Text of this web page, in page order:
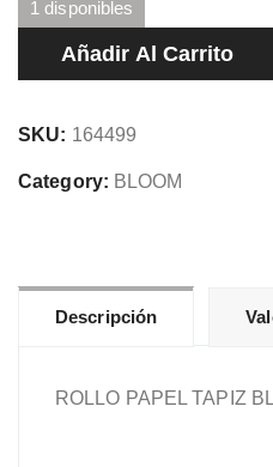
1 disponibles
ROLLO
BLOOM
GPO
Añadir Al Carrito
SKU: 164499
Category: BLOOM
Descripción
ROLLO PAPEL TAPIZ